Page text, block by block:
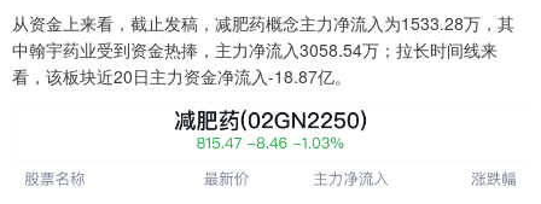
从资金上来看，截止发稿，减肥药概念主力净流入为1533.28万，其
中翰宇药业受到资金热捧，主力净流入3058.54万；拉长时间线来
看，该板块近20日主力资金净流入-18.87亿。